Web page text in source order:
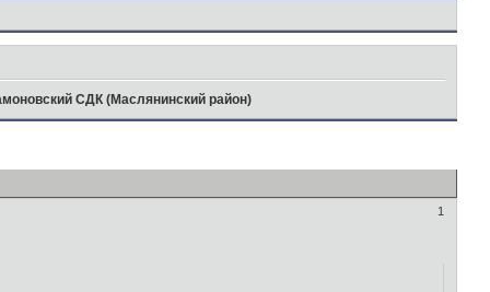
СДК (Маслянинский район)
1